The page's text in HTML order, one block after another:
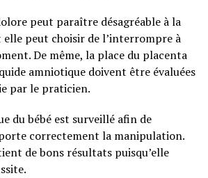
peut paraître désagréable à la
peut choisir de l’interrompre à
De même, la place du placenta
amniotique doivent être évaluées
par le praticien.
du bébé est surveillé afin de
correctement la manipulation.
de bons résultats puisqu’elle